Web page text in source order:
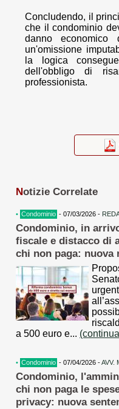
Concludendo, il
che il condominio
danno
un'omissione
la logica
dell'obbligo di
professionista.
Notizie Correlate
• Condominio - 07/03/2026 -
Condominio, in
fiscale e distacco di
chi non paga: nuova
a 500 euro e...
• Condominio - 07/04/2026 -AVV.
Condominio,
chi non paga le
privacy: nuova